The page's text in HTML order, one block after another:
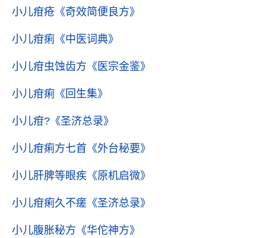
小儿疳疮 《奇效简便良方》
小儿疳痢 《中医词典》
小儿疳虫蚀齿方 《医宗金鉴》
小儿疳痢 《回生集》
小儿疳? 《圣济总录》
小儿疳痢方七首 《外台秘要》
小儿肝脾等眼疾 《原机启微》
小儿疳痢久不瘥 《圣济总录》
小儿腹胀秘方 《华佗神方》